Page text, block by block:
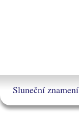
Sluneční znamení